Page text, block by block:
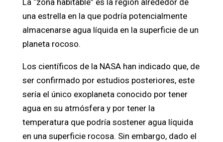
La “zona habitable” es la región alrededor de
una estrella en la que podría potencialmente
almacenarse agua líquida en la superficie de un
planeta rocoso.
Los científicos de la NASA han indicado que, de
ser confirmado por estudios posteriores, este
sería el único exoplaneta conocido por tener
agua en su atmósfera y por tener la
temperatura que podría sostener agua líquida
en una superficie rocosa. Sin embargo, dado el